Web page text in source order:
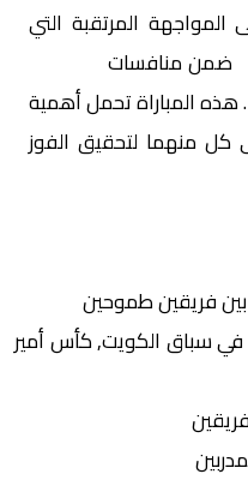
المرتقبة التي
ضمن منافسات
. هذه المباراة تحمل أهمية
كل منهما لتحقيق الفوز
فريقين طموحين
سباق الكويت, كأس أمير